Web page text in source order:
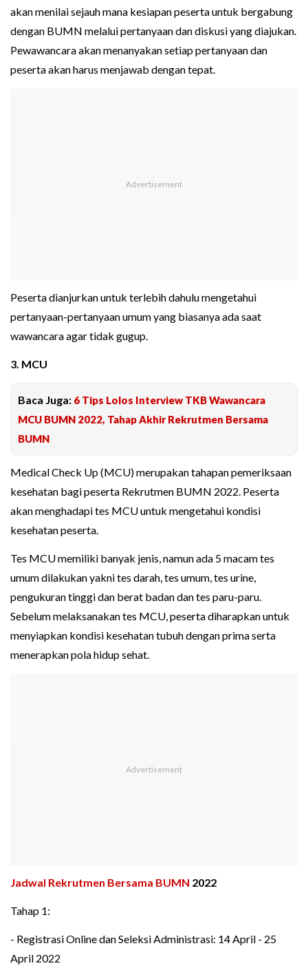
akan menilai sejauh mana kesiapan peserta untuk bergabung
dengan BUMN melalui pertanyaan dan diskusi yang diajukan.
Pewawancara akan menanyakan setiap pertanyaan dan
peserta akan harus menjawab dengan tepat.
Peserta dianjurkan untuk terlebih dahulu mengetahui
pertanyaan-pertanyaan umum yang biasanya ada saat
wawancara agar tidak gugup.
3. MCU
Baca Juga: 6 Tips Lolos Interview TKB Wawancara
MCU BUMN 2022, Tahap Akhir Rekrutmen Bersama
BUMN
Medical Check Up (MCU) merupakan tahapan pemeriksaan
kesehatan bagi peserta Rekrutmen BUMN 2022. Peserta
akan menghadapi tes MCU untuk mengetahui kondisi
kesehatan peserta.
Tes MCU memiliki banyak jenis, namun ada 5 macam tes
umum dilakukan yakni tes darah, tes umum, tes urine,
pengukuran tinggi dan berat badan dan tes paru-paru.
Sebelum melaksanakan tes MCU, peserta diharapkan untuk
menyiapkan kondisi kesehatan tubuh dengan prima serta
menerapkan pola hidup sehat.
Jadwal Rekrutmen Bersama BUMN 2022
Tahap 1:
- Registrasi Online dan Seleksi Administrasi: 14 April - 25
April 2022